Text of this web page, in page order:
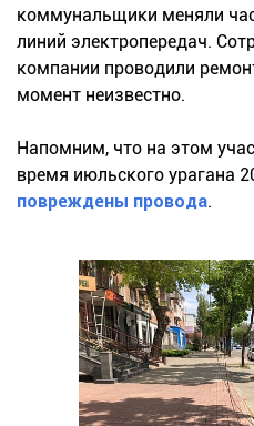
коммунальщики меняли
линий электропередач.
компании проводили
момент неизвестно.
Напомним, что на этом
время июльского урагана
повреждены провода.